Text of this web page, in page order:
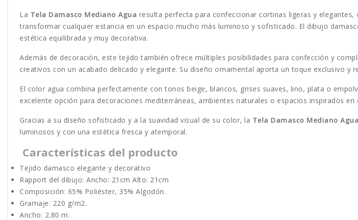
La Tela Damasco Mediano Agua resulta perfecta para confeccionar cortinas ligeras y
transformar cualquier estancia en un espacio mucho más luminoso y sofisticado. El dibujo
estética equilibrada y muy decorativa.
Además de decoración, este tejido también ofrece múltiples posibilidades para confección y
creativos con un acabado delicado y elegante. Su diseño ornamental aporta un toque exclusivo y
El color agua combina perfectamente con tonos beige, blancos, grises suaves, lino, plata o
excelente opción para decoraciones mediterráneas, ambientes naturales o espacios inspirados
Gracias a su diseño sofisticado y a la suavidad visual de su color, la Tela Damasco Mediano Agua
luminosos y con una estética fresca y atemporal.
Características del producto
Tejido damasco elegante y decorativo
Rapport del dibujo: Ancho: 21cm Alto: 21cm
Composición: 65% Poliéster, 35% Algodón.
Gramaje: 220 g/m2.
Ancho: 2.80 m.